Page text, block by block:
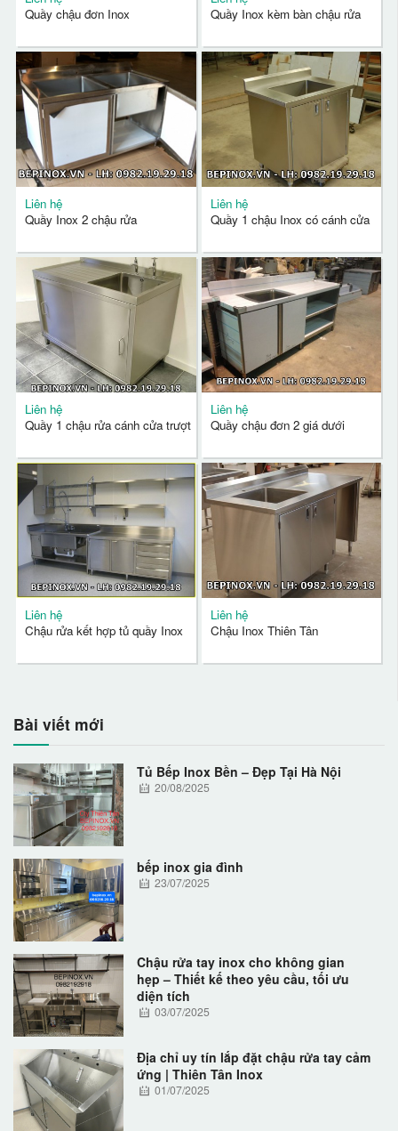
Quầy chậu đơn Inox
Quầy Inox kèm bàn chậu rửa
Liên hệ
Quầy Inox 2 chậu rửa
Liên hệ
Quầy 1 chậu Inox có cánh cửa
Liên hệ
Quầy 1 chậu rửa cánh cửa trượt
Liên hệ
Quầy chậu đơn 2 giá dưới
Liên hệ
Chậu rửa kết hợp tủ quầy Inox
Liên hệ
Chậu Inox Thiên Tân
Bài viết mới
Tủ Bếp Inox Bền – Đẹp Tại Hà Nội
20/08/2025
bếp inox gia đình
23/07/2025
Chậu rửa tay inox cho không gian
hẹp – Thiết kế theo yêu cầu, tối ưu
diện tích
03/07/2025
Địa chỉ uy tín lắp đặt chậu rửa tay cảm
ứng | Thiên Tân Inox
01/07/2025